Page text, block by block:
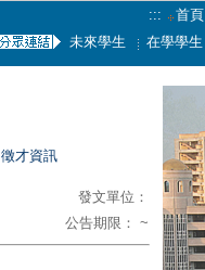
::: 首頁
未來學生
在學學生
徵才資訊
發文單位：
公告期限： ~